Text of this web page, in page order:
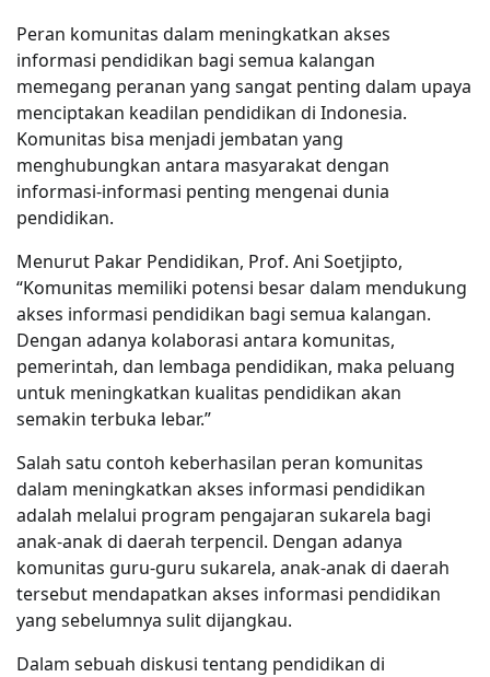
Peran komunitas dalam meningkatkan akses
informasi pendidikan bagi semua kalangan
memegang peranan yang sangat penting dalam upaya
menciptakan keadilan pendidikan di Indonesia.
Komunitas bisa menjadi jembatan yang
menghubungkan antara masyarakat dengan
informasi-informasi penting mengenai dunia
pendidikan.
Menurut Pakar Pendidikan, Prof. Ani Soetjipto,
“Komunitas memiliki potensi besar dalam mendukung
akses informasi pendidikan bagi semua kalangan.
Dengan adanya kolaborasi antara komunitas,
pemerintah, dan lembaga pendidikan, maka peluang
untuk meningkatkan kualitas pendidikan akan
semakin terbuka lebar.”
Salah satu contoh keberhasilan peran komunitas
dalam meningkatkan akses informasi pendidikan
adalah melalui program pengajaran sukarela bagi
anak-anak di daerah terpencil. Dengan adanya
komunitas guru-guru sukarela, anak-anak di daerah
tersebut mendapatkan akses informasi pendidikan
yang sebelumnya sulit dijangkau.
Dalam sebuah diskusi tentang pendidikan di